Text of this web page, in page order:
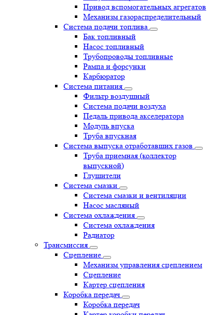
Привод вспомогательных агрегатов
Механизм газораспределительный
Система подачи топлива
Бак топливный
Насос топливный
Трубопроводы топливные
Рампа и форсунки
Карбюратор
Система питания
Фильтр воздушный
Система подачи воздуха
Педаль привода акселератора
Модуль впуска
Труба впускная
Система выпуска отработавших газов
Труба приемная (коллектор
выпускной)
Глушители
Система смазки
Система смазки и вентиляции
Насос масляный
Система охлаждения
Система охлаждения
Радиатор
Трансмиссия
Сцепление
Механизм управления сцеплением
Сцепление
Картер сцепления
Коробка передач
Коробка передач